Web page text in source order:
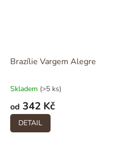
Brazílie Vargem Alegre
Skladem (>5 ks)
od 342 Kč
DETAIL